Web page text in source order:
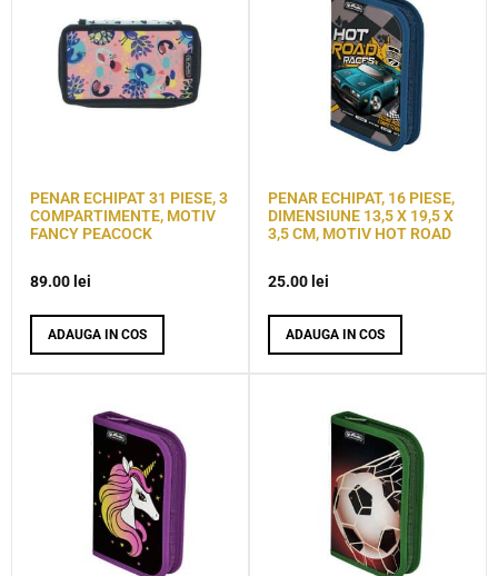
PENAR ECHIPAT 31 PIESE, 3
COMPARTIMENTE, MOTIV
FANCY PEACOCK
89.00 lei
ADAUGA IN COS
PENAR ECHIPAT, 16 PIESE,
DIMENSIUNE 13,5 X 19,5 X
3,5 CM, MOTIV HOT ROAD
25.00 lei
ADAUGA IN COS